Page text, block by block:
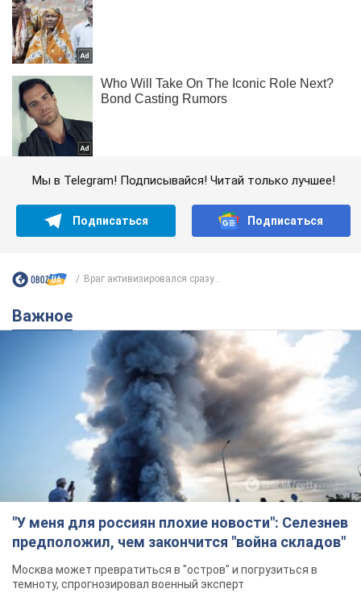
Мы в Telegram! Подписывайся! Читай только лучшее!
Подписаться Подписаться
Враг активизировался сразу...
Важное
"У меня для россиян плохие новости": Селезнев
предположил, чем закончится "война складов"
Москва может превратиться в "остров" и погрузиться в
темноту, спрогнозировал военный эксперт